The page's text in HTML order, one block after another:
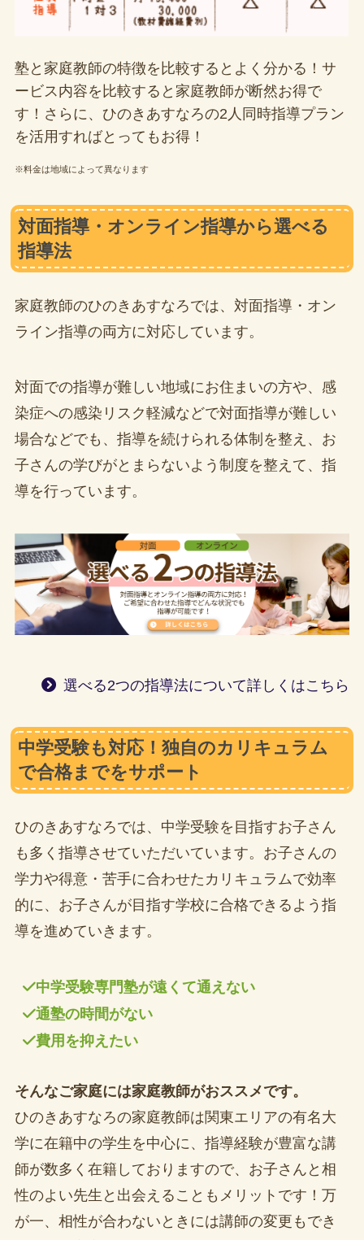
塾と家庭教師の特徴を比較するとよく分かる！サ
ービス内容を比較すると家庭教師が断然お得で
す！さらに、ひのきあすなろの2人同時指導プラン
を活用すればとってもお得！
※料金は地域によって異なります
対面指導・オンライン指導から選べる
指導法
家庭教師のひのきあすなろでは、対面指導・オン
ライン指導の両方に対応しています。
対面での指導が難しい地域にお住まいの方や、感
染症への感染リスク軽減などで対面指導が難しい
場合などでも、指導を続けられる体制を整え、お
子さんの学びがとまらないよう制度を整えて、指
導を行っています。
選べる2つの指導法について詳しくはこちら
中学受験も対応！独自のカリキュラム
で合格までをサポート
ひのきあすなろでは、中学受験を目指すお子さん
も多く指導させていただいています。お子さんの
学力や得意・苦手に合わせたカリキュラムで効率
的に、お子さんが目指す学校に合格できるよう指
導を進めていきます。
中学受験専門塾が遠くて通えない
通塾の時間がない
費用を抑えたい
そんなご家庭には家庭教師がおススメです。
ひのきあすなろの家庭教師は関東エリアの有名大
学に在籍中の学生を中心に、指導経験が豊富な講
師が数多く在籍しておりますので、お子さんと相
性のよい先生と出会えることもメリットです！万
が一、相性が合わないときには講師の変更もでき